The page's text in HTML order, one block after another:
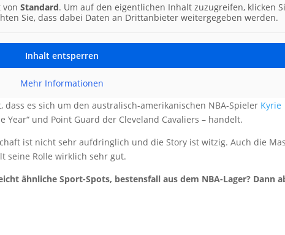
vonStandard. Um auf den eigentlichen Inhalt zuzugreifen, klicken
Sie, dass dabei Daten an Drittanbieter weitergegeben werden.
Inhalt entsperren
Mehr Informationen
es sich um den australisch-amerikanischen NBA-Spieler Kyrie
Year“ und Point Guard der Cleveland Cavaliers – handelt.
ist nicht sehr aufdringlich und die Story ist witzig. Auch die
seine Rolle wirklich sehr gut.
ähnliche Sport-Spots, bestensfall aus dem NBA-Lager? Dann